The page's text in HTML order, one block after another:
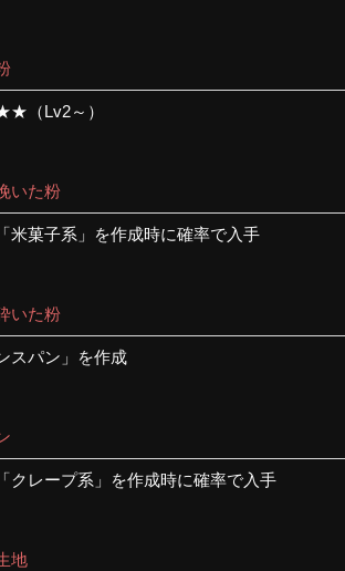
（Lv2～）
いた粉
米菓子系」を作成時に確率で入手
いた粉
スパン」を作成
クレープ系」を作成時に確率で入手
地